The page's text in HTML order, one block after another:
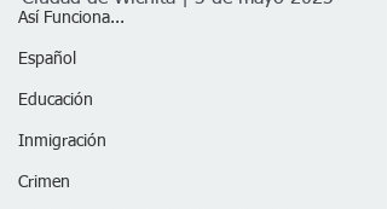
Así Funciona...
Español
Educación
Inmigración
Crimen